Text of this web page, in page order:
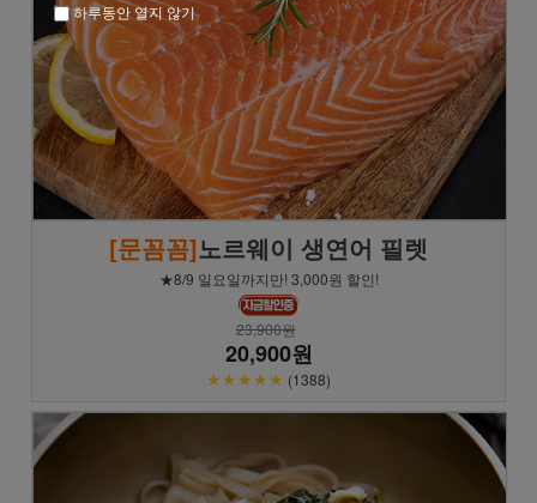
[문꼼꼼]노르웨이 생연어 필렛
★8/9 일요일까지만! 3,000원 할인!
23,900원
20,900원
★★★★★ (1388)
하루동안 열지 않기